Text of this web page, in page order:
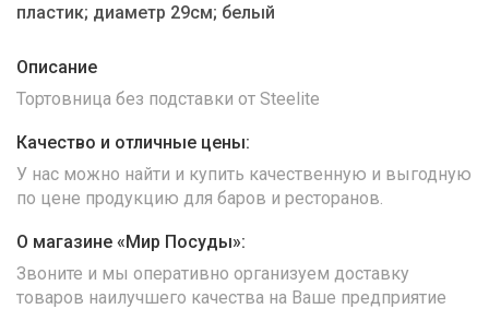
пластик; диаметр 29см; белый
Описание
Тортовница без подставки от Steelite
Качество и отличные цены:
У нас можно найти и купить качественную и выгодную
по цене продукцию для баров и ресторанов.
О магазине «Мир Посуды»:
Звоните и мы оперативно организуем доставку
товаров наилучшего качества на Ваше предприятие